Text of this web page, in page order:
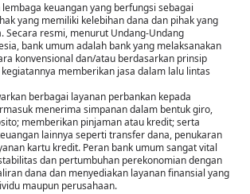
keuangan yang berfungsi sebagai
yang memiliki kelebihan dana dan pihak yang
Secara resmi, menurut Undang-Undang
bank umum adalah bank yang melaksanakan
konvensional dan/atau berdasarkan prinsip
memberikan jasa dalam lalu lintas
berbagai layanan perbankan kepada
menerima simpanan dalam bentuk giro,
memberikan pinjaman atau kredit; serta
lainnya seperti transfer dana, penukaran
kartu kredit. Peran bank umum sangat vital
dan pertumbuhan perekonomian dengan
dana dan menyediakan layanan finansial yang
maupun perusahaan.